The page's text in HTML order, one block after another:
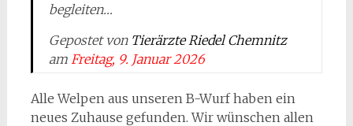
begleiten…
Gepostet von Tierärzte Riedel Chemnitz
am Freitag, 9. Januar 2026
Alle Welpen aus unseren B-Wurf haben ein
neues Zuhause gefunden. Wir wünschen allen